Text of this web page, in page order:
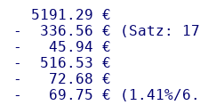
5191.29 €
-  336.56 € (Satz:
-   45.94 €
-  516.53 €
-   72.68 €
-   69.75 € ( 1.41%/